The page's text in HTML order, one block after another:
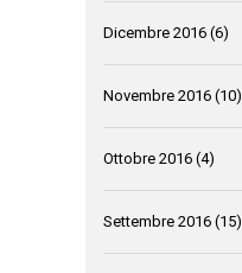
Dicembre 2016 (6)
Novembre 2016 (10)
Ottobre 2016 (4)
Settembre 2016 (15)